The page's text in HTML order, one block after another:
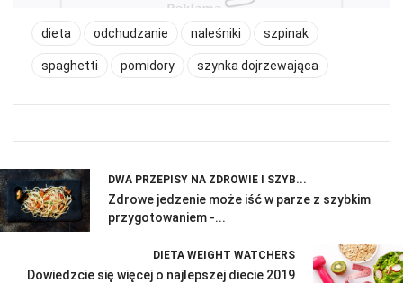
dieta odchudzanie naleśniki szpinak
spaghetti pomidory szynka dojrzewająca
DWA PRZEPISY NA ZDROWIE I SZYB...
Zdrowe jedzenie może iść w parze z szybkim
przygotowaniem -...
DIETA WEIGHT WATCHERS
Dowiedzcie się więcej o najlepszej diecie 2019